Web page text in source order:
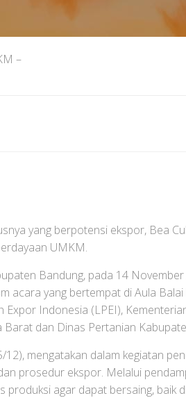
–
yang berpotensi ekspor, Bea
UMKM.
Bandung, pada 14
acara yang bertempat di Aula
Expor Indonesia (LPEI),
dan Dinas Pertanian
mengatakan dalam kegiatan
prosedur ekspor. Melalui
produksi agar dapat bersaing, baik